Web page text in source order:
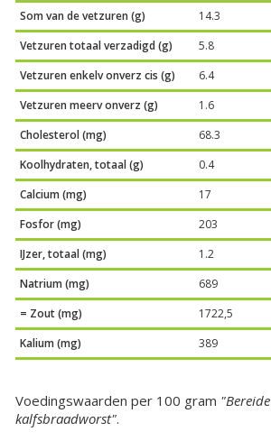
Som van de vetzuren (g)
14.3
Vetzuren totaal verzadigd (g)
5.8
Vetzuren enkelv onverz cis (g)
6.4
Vetzuren meerv onverz (g)
1.6
Cholesterol (mg)
68.3
Koolhydraten, totaal (g)
0.4
Calcium (mg)
17
Fosfor (mg)
203
IJzer, totaal (mg)
1.2
Natrium (mg)
689
= Zout (mg)
1722,5
Kalium (mg)
389
Voedingswaarden per 100 gram "Bereide
kalfsbraadworst".